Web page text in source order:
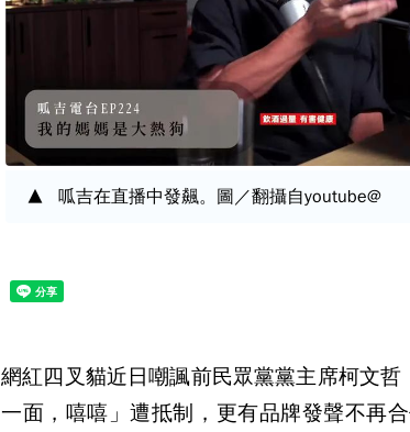
呱吉在直播中發飆。圖／翻攝自youtube@
網紅四叉貓近日嘲諷前民眾黨黨主席柯文
一面，嘻嘻」遭抵制，更有品牌發聲不再